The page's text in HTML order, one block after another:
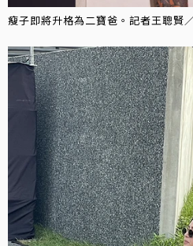
瘦子即將升格為二寶爸。記者王聰賢